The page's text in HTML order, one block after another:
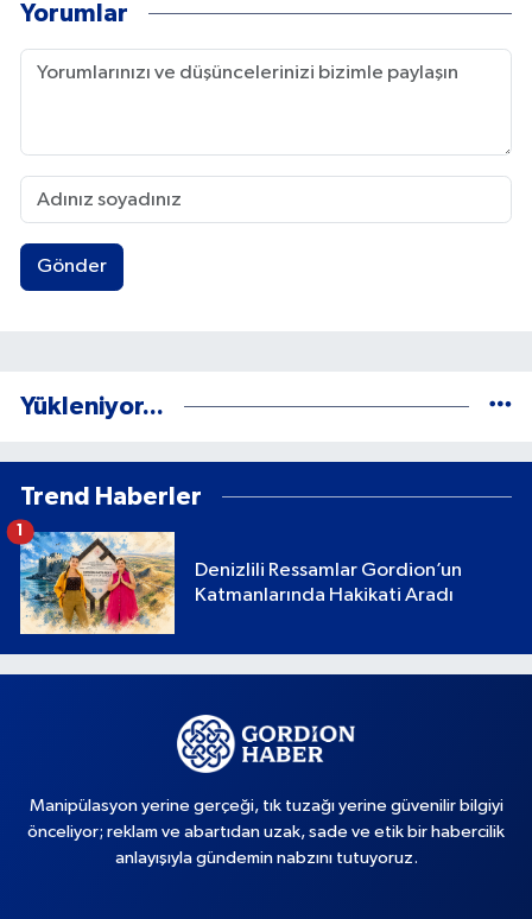
Yorumlar
Gönder
Yükleniyor...
Trend Haberler
Denizlili Ressamlar Gordion’un
Katmanlarında Hakikati Aradı
1
Manipülasyon yerine gerçeği, tık tuzağı yerine güvenilir bilgiyi
önceliyor; reklam ve abartıdan uzak, sade ve etik bir habercilik
anlayışıyla gündemin nabzını tutuyoruz.